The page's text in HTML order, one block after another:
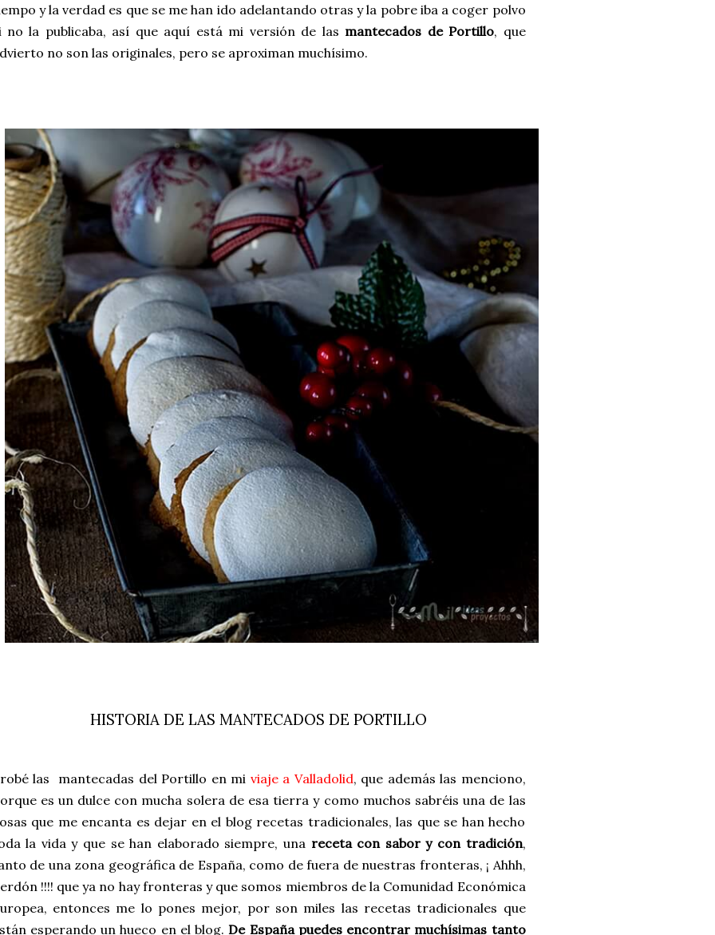
y la verdad es que se me han ido adelantando otras y la pobre iba a coger polvo
no la publicaba, así que aquí está mi versión de las mantecados de Portillo, que
no son las originales, pero se aproximan muchísimo.
HISTORIA DE LAS MANTECADOS DE PORTILLO
las mantecadas del Portillo en mi viaje a Valladolid, que además las menciono,
es un dulce con mucha solera de esa tierra y como muchos sabréis una de las
que me encanta es dejar en el blog recetas tradicionales, las que se han hecho
la vida y que se han elaborado siempre, una receta con sabor y con tradición,
de una zona geográfica de España, como de fuera de nuestras fronteras, ¡ Ahhh,
!!!! que ya no hay fronteras y que somos miembros de la Comunidad Económica
entonces me lo pones mejor, por son miles las recetas tradicionales que
esperando un hueco en el blog.De España puedes encontrar muchísimas tanto